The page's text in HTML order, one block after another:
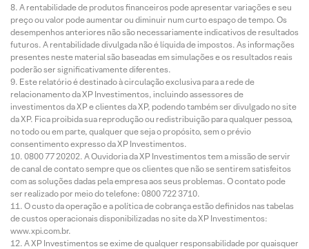
A rentabilidade de produtos financeiros pode apresentar variações e seu
preço ou valor pode aumentar ou diminuir num curto espaço de tempo. Os
desempenhos anteriores não são necessariamente indicativos de resultados
futuros. A rentabilidade divulgada não é líquida de impostos. As informações
presentes neste material são baseadas em simulações e os resultados reais
poderão ser significativamente diferentes.
Este relatório é destinado à circulação exclusiva para a rede de
relacionamento da XP Investimentos, incluindo assessores de
investimentos da XP e clientes da XP, podendo também ser divulgado no site
da XP. Fica proibida sua reprodução ou redistribuição para qualquer pessoa,
no todo ou em parte, qualquer que seja o propósito, sem o prévio
consentimento expresso da XP Investimentos.
0800 77 20202. A Ouvidoria da XP Investimentos tem a missão de servir
de canal de contato sempre que os clientes que não se sentirem satisfeitos
com as soluções dadas pela empresa aos seus problemas. O contato pode
ser realizado por meio do telefone: 0800 722 3710.
O custo da operação e a política de cobrança estão definidos nas tabelas
de custos operacionais disponibilizadas no site da XP Investimentos:
www.xpi.com.br.
A XP Investimentos se exime de qualquer responsabilidade por quaisquer